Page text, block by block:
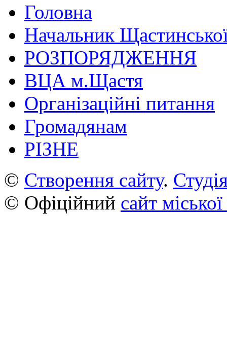
Головна
Начальник
РОЗПОРЯДЖЕННЯ
ВЦА м.Щастя
Організаційні питання
Громадянам
РІЗНЕ
© Створення сайту.
© Офіційний сайт